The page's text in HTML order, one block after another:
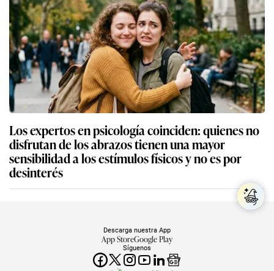
Los expertos en psicología coinciden: quienes no
disfrutan de los abrazos tienen una mayor
sensibilidad a los estímulos físicos y no es por
desinterés
Síguenos
Descarga nuestra App
App StoreGoogle Play